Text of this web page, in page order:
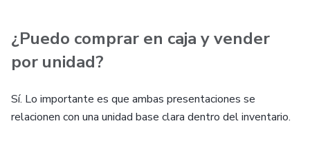
¿Puedo comprar en caja y vender
por unidad?
Sí. Lo importante es que ambas presentaciones se
relacionen con una unidad base clara dentro del inventario.